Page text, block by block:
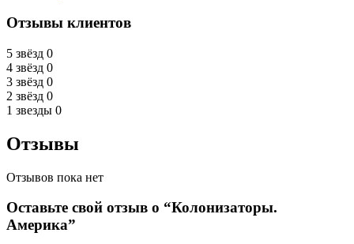
Отзывы клиентов
5 звёзд 0
4 звёзд 0
3 звёзд 0
2 звёзд 0
1 звезды 0
Отзывы
Отзывов пока нет
Оставьте свой отзыв о “Колонизаторы.
Америка”